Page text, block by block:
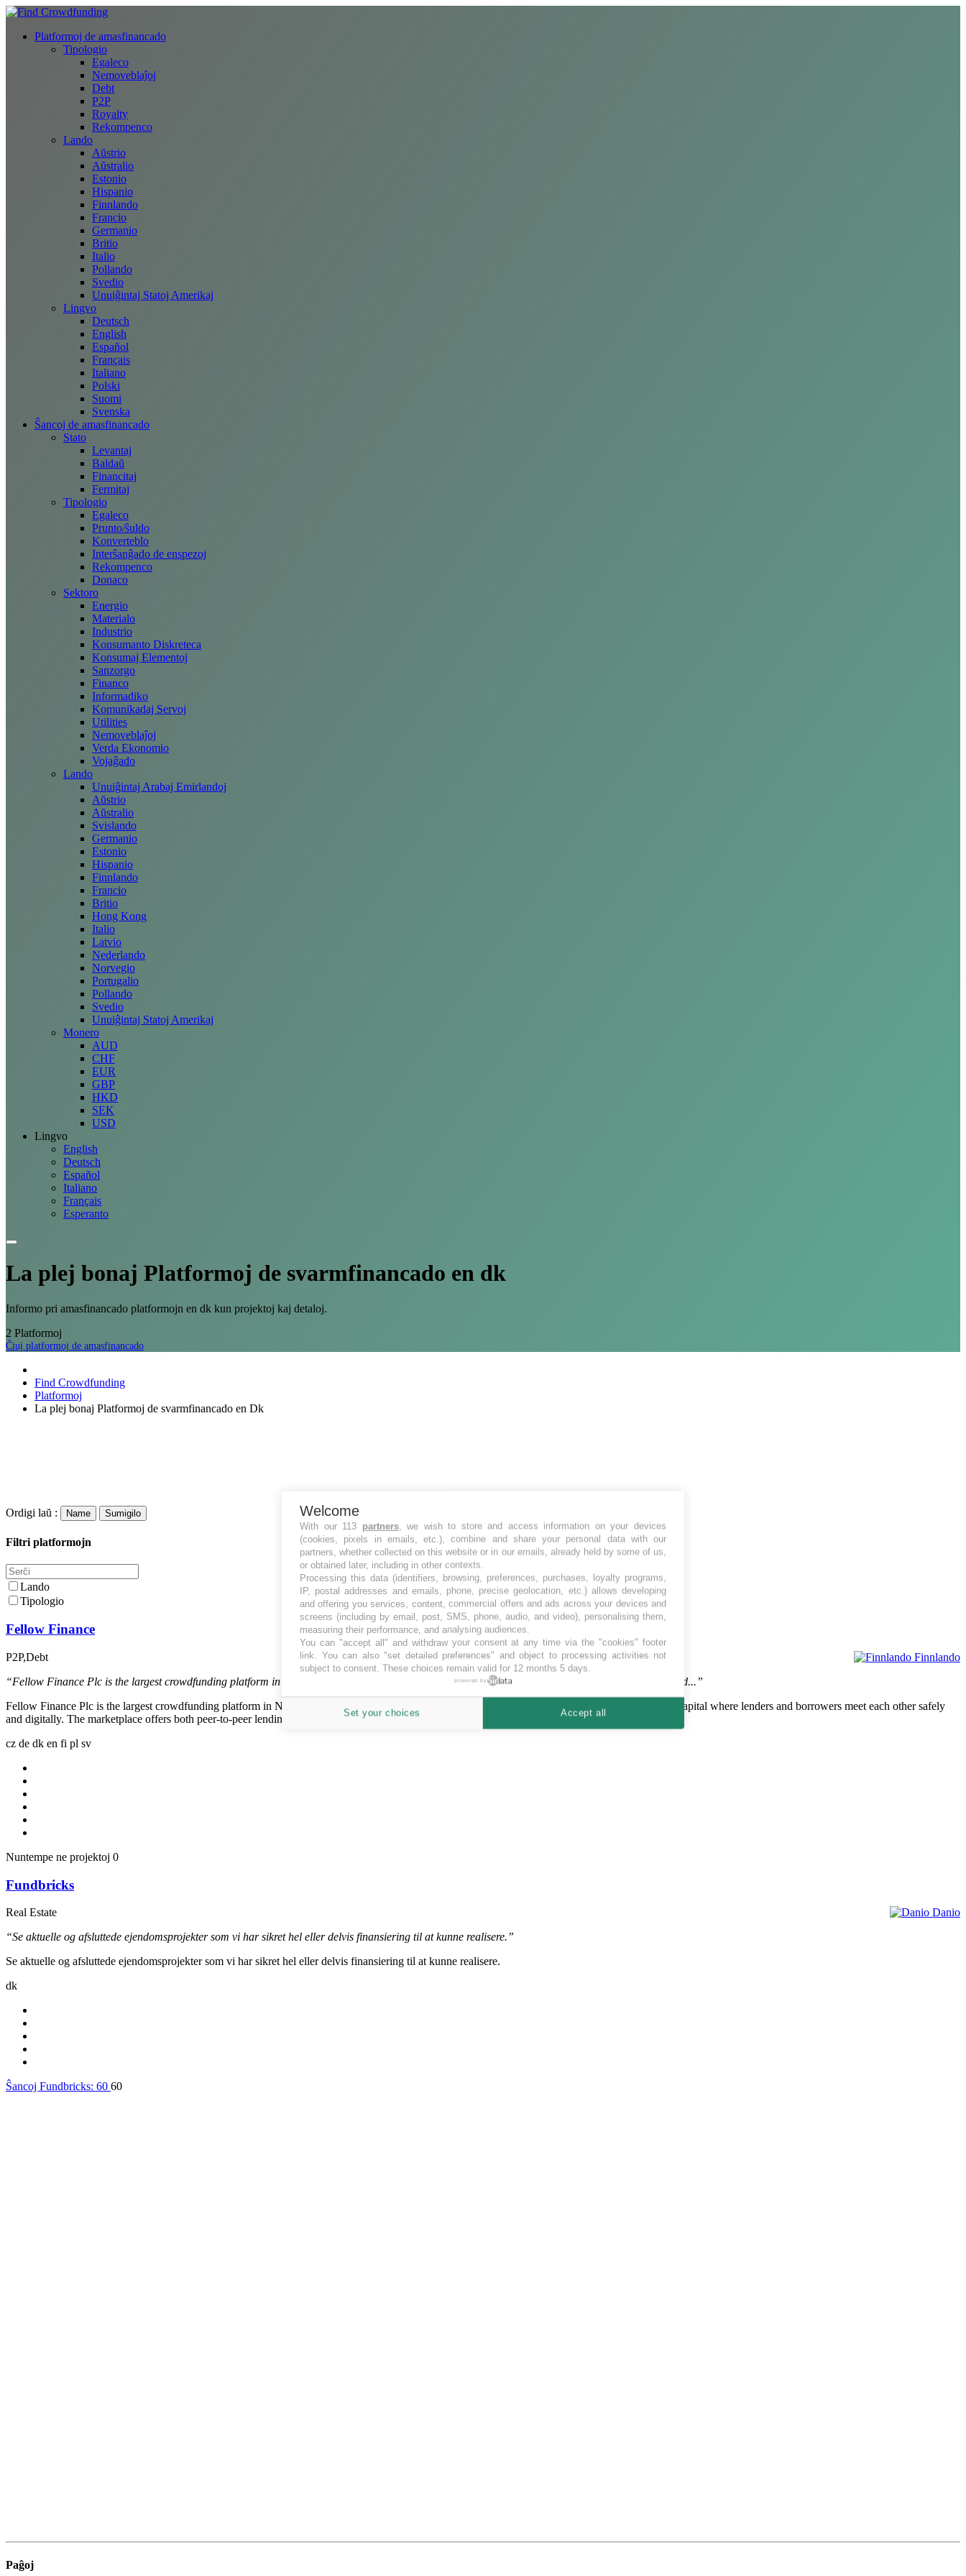
Platformoj de amasfinancado
Tipologio
Egaleco
Nemoveblaĵoj
Debt
P2P
Royalty
Rekompenco
Lando
Aŭstrio
Aŭstralio
Estonio
Hispanio
Finnlando
Francio
Germanio
Britio
Italio
Pollando
Svedio
Unuiĝintaj Statoj Amerikaj
Lingvo
Deutsch
English
Español
Français
Italiano
Polski
Suomi
Svenska
Ŝancoj de amasfinancado
Stato
Levantaj
Baldaŭ
Financitaj
Fermitaj
Tipologio
Egaleco
Prunto/ŝuldo
Konverteblo
Interŝanĝado de enspezoj
Rekompenco
Donaco
Sektoro
Energio
Materialo
Industrio
Konsumanto Diskreteca
Konsumaj Elementoj
Sanzorgo
Financo
Informadiko
Komunikadaj Servoj
Utilities
Nemoveblaĵoj
Verda Ekonomio
Vojaĝado
Lando
Unuiĝintaj Arabaj Emirlandoj
Aŭstrio
Aŭstralio
Svislando
Germanio
Estonio
Hispanio
Finnlando
Francio
Britio
Hong Kong
Italio
Latvio
Nederlando
Norvegio
Portugalio
Pollando
Svedio
Unuiĝintaj Statoj Amerikaj
Monero
AUD
CHF
EUR
GBP
HKD
SEK
USD
Lingvo
English
Deutsch
Español
Italiano
Français
Esperanto
La plej bonaj Platformoj de svarmfinancado en dk
Informo pri amasfinancado platformojn en dk kun projektoj kaj detaloj.
2 Platformoj
Ĉiuj platformoj de amasfinancado
Find Crowdfunding
Platformoj
La plej bonaj Platformoj de svarmfinancado en Dk
Ordigi laŭ : Name Sumigilo
Filtri platformojn
Lando
Tipologio
Fellow Finance
Finnlando
P2P,Debt
“Fellow Finance Plc is the largest crowdfunding platform in Northern Europe and the third largest in the continental Europe in terms of intermediated...”
Fellow Finance Plc is the largest crowdfunding platform in Northern Europe and the third largest in the continental Europe in terms of intermediated capital where lenders and borrowers meet each other safely
and digitally. The marketplace offers both peer-to-peer lending to consumers and loan-based crowdfunding to businesses.
cz de dk en fi pl sv
Nuntempe ne projektoj 0
Fundbricks
Danio
Real Estate
“Se aktuelle og afsluttede ejendomsprojekter som vi har sikret hel eller delvis finansiering til at kunne realisere.”
Se aktuelle og afsluttede ejendomsprojekter som vi har sikret hel eller delvis finansiering til at kunne realisere.
dk
Ŝancoj Fundbricks: 60 60
Paĝoj
Welcome
With our 113 partners, we wish to store and access information on your devices
(cookies, pixels in emails, etc.), combine and share your personal data with our
partners, whether collected on this website or in our emails, already held by some of us,
or obtained later, including in other contexts.
Processing this data (identifiers, browsing, preferences, purchases, loyalty programs,
IP, postal addresses and emails, phone, precise geolocation, etc.) allows developing
and offering you services, content, commercial offers and ads across your devices and
screens (including by email, post, SMS, phone, audio, and video), personalising them,
measuring their performance, and analysing audiences.
You can "accept all" and withdraw your consent at any time via the "cookies" footer
link. You can also "set detailed preferences" and object to processing activities not
subject to consent. These choices remain valid for 12 months 5 days.
powered by
Set your choices Accept all